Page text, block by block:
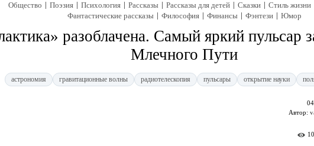
Общество | Поэзия | Психология | Рассказы | Рассказы для детей | Сказки | Стиль жизни
Фантастические рассказы | Философия | Финансы | Фэнтези | Юмор
разоблачена. Самый яркий пульсар
Млечного Пути
астрономия гравитационные волны радиотелескопия пульсары открытие науки
Автор: